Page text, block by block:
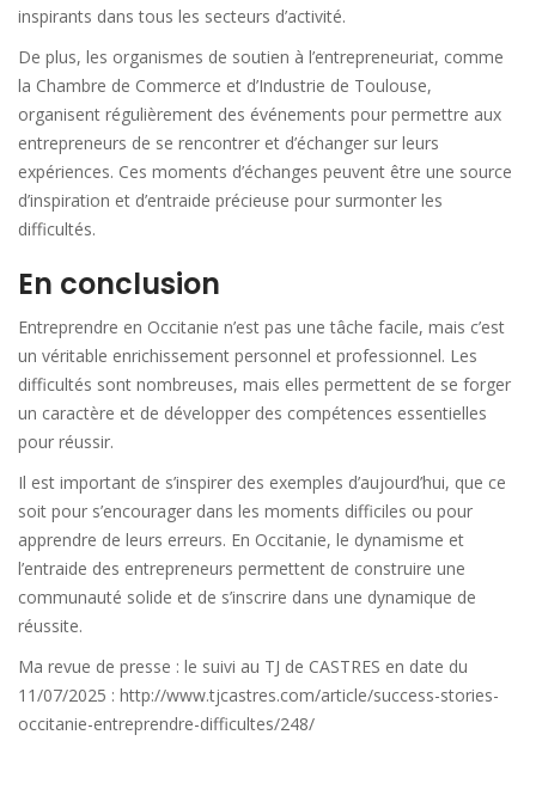
inspirants dans tous les secteurs d’activité.
De plus, les organismes de soutien à l’entrepreneuriat, comme
la Chambre de Commerce et d’Industrie de Toulouse,
organisent régulièrement des événements pour permettre aux
entrepreneurs de se rencontrer et d’échanger sur leurs
expériences. Ces moments d’échanges peuvent être une source
d’inspiration et d’entraide précieuse pour surmonter les
difficultés.
En conclusion
Entreprendre en Occitanie n’est pas une tâche facile, mais c’est
un véritable enrichissement personnel et professionnel. Les
difficultés sont nombreuses, mais elles permettent de se forger
un caractère et de développer des compétences essentielles
pour réussir.
Il est important de s’inspirer des exemples d’aujourd’hui, que ce
soit pour s’encourager dans les moments difficiles ou pour
apprendre de leurs erreurs. En Occitanie, le dynamisme et
l’entraide des entrepreneurs permettent de construire une
communauté solide et de s’inscrire dans une dynamique de
réussite.
Ma revue de presse : le suivi au TJ de CASTRES en date du
11/07/2025 : http://www.tjcastres.com/article/success-stories-
occitanie-entreprendre-difficultes/248/